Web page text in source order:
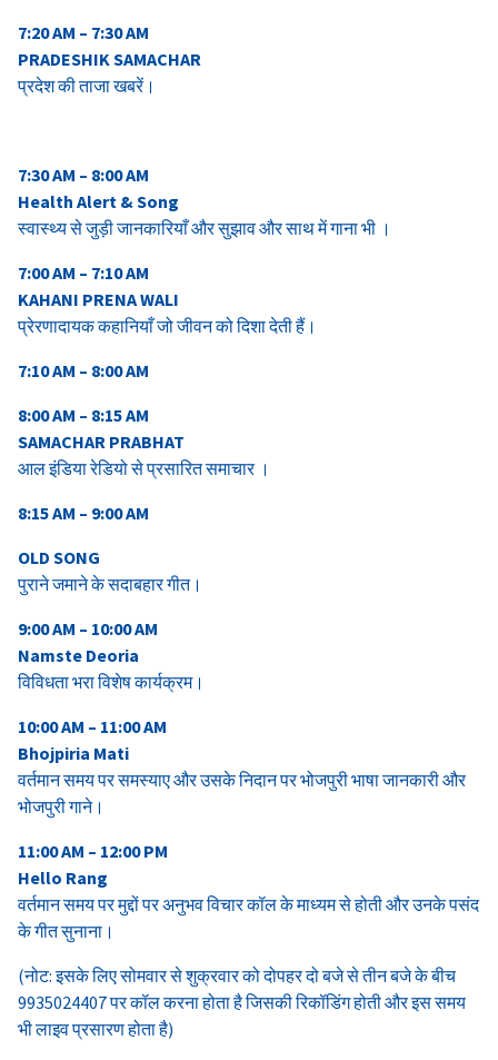
7:20 AM – 7:30 AM
PRADESHIK SAMACHAR
प्रदेश की ताजा खबरें।
7:30 AM – 8:00 AM
Health Alert & Song
स्वास्थ्य से जुड़ी जानकारियाँ और सुझाव और साथ में गाना भी ।
7:00 AM – 7:10 AM
KAHANI PRENA WALI
प्रेरणादायक कहानियाँ जो जीवन को दिशा देती हैं।
7:10 AM – 8:00 AM
8:00 AM – 8:15AM
SAMACHAR PRABHAT
आल इंडिया रेडियो से प्रसारित समाचार ।
8:15 AM – 9:00 AM
OLD SONG
पुराने जमाने के सदाबहार गीत।
9:00 AM – 10:00 AM
Namste Deoria
विविधता भरा विशेष कार्यक्रम।
10:00 AM – 11:00 AM
Bhojpiria Mati
वर्तमान समय पर समस्याए और उसके निदान पर भोजपुरी भाषा जानकारी और
भोजपुरी गाने।
11:00 AM – 12:00 PM
Hello Rang
वर्तमान समय पर मुद्दों पर अनुभव विचार कॉल के माध्यम से होती और उनके पसंद
के गीत सुनाना।
(नोट: इसके लिए सोमवार से शुक्रवार को दोपहर दो बजे से तीन बजे के बीच
9935024407 पर कॉल करना होता है जिसकी रिकॉडिंग होती और इस समय
भी लाइव प्रसारण होता है)